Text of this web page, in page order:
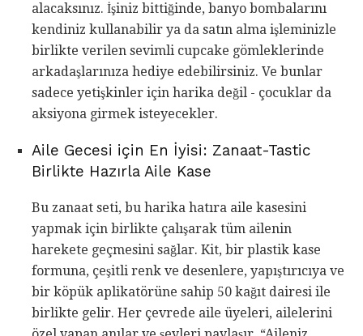
alacaksınız. İşiniz bittiğinde, banyo bombalarını
kendiniz kullanabilir ya da satın alma işleminizle
birlikte verilen sevimli cupcake gömleklerinde
arkadaşlarınıza hediye edebilirsiniz. Ve bunlar
sadece yetişkinler için harika değil - çocuklar da
aksiyona girmek isteyecekler.
Aile Gecesi için En İyisi: Zanaat-Tastic
Birlikte Hazırla Aile Kase
Bu zanaat seti, bu harika hatıra aile kasesini
yapmak için birlikte çalışarak tüm ailenin
harekete geçmesini sağlar. Kit, bir plastik kase
formuna, çeşitli renk ve desenlere, yapıştırıcıya ve
bir köpük aplikatörüne sahip 50 kağıt dairesi ile
birlikte gelir. Her çevrede aile üyeleri, ailelerini